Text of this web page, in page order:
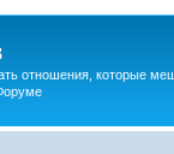
отношения, которые